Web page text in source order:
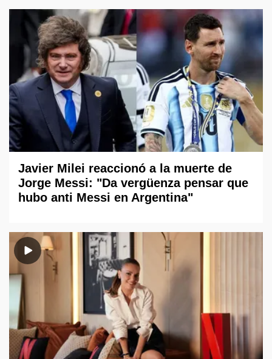
Javier Milei reaccionó a la muerte de
Jorge Messi: "Da vergüenza pensar que
hubo anti Messi en Argentina"